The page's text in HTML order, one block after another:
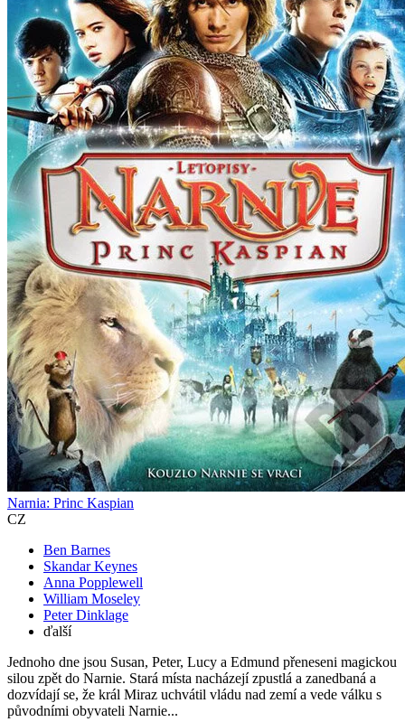
Narnia: Princ Kaspian
CZ
Ben Barnes
Skandar Keynes
Anna Popplewell
William Moseley
Peter Dinklage
ďalší
Jednoho dne jsou Susan, Peter, Lucy a Edmund přeneseni magickou
silou zpět do Narnie. Stará místa nacházejí zpustlá a zanedbaná a
dozvídají se, že král Miraz uchvátil vládu nad zemí a vede válku s
původními obyvateli Narnie...